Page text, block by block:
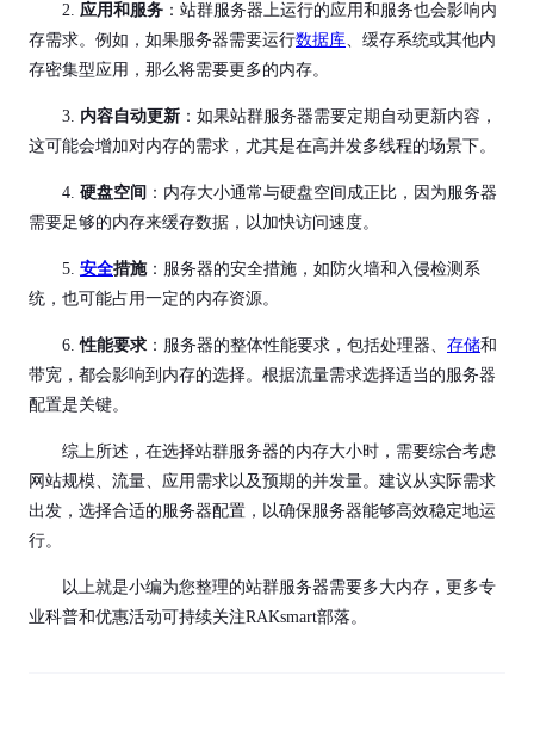
2. 应用和服务 ：站群服务器上运行的应用和服务也会影响内
存需求。例如，如果服务器需要运行数据库、缓存系统或其他内
存密集型应用，那么将需要更多的内存。
3. 内容自动更新 ：如果站群服务器需要定期自动更新内容，
这可能会增加对内存的需求，尤其是在高并发多线程的场景下。
4. 硬盘空间 ：内存大小通常与硬盘空间成正比，因为服务器
需要足够的内存来缓存数据，以加快访问速度。
5. 安全措施：服务器的安全措施，如防火墙和入侵检测系
统，也可能占用一定的内存资源。
6.性能要求 ：服务器的整体性能要求，包括处理器、 存储和
带宽，都会影响到内存的选择。根据流量需求选择适当的服务器
配置是关键。
综上所述，在选择站群服务器的内存大小时，需要综合考虑
网站规模、流量、应用需求以及预期的并发量。建议从实际需求
出发，选择合适的服务器配置，以确保服务器能够高效稳定地运
行。
以上就是小编为您整理的站群服务器需要多大内存，更多专
业科普和优惠活动可持续关注RAKsmart部落。